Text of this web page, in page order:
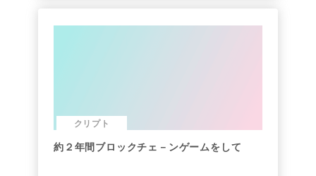
クリプト
約２年間ブロックチェ－ンゲームをして